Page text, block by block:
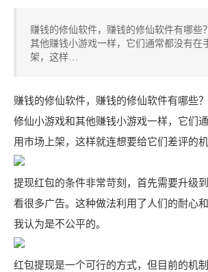
赚钱的修仙软件，赚钱的修仙软件有哪些
其他赚钱小游戏一样，它们通常都没有在
架，这样…
赚钱的修仙软件，赚钱的修仙软件有哪些？
修仙小游戏和其他赚钱小游戏一样，它们
用市场上架，这样就连想要给它们差评的机
提现红包的条件非常苛刻，首先需要升级
看很多广告。这种做法利用了人们的耐心
我认为是不公平的。
红包提现是一个可行的方式，但目前的机